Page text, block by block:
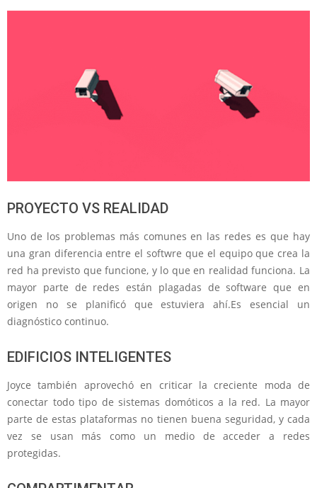
PROYECTO VS REALIDAD
Uno de los problemas más comunes en las redes es que hay
una gran diferencia entre el softwre que el equipo que crea la
red ha previsto que funcione, y lo que en realidad funciona. La
mayor parte de redes están plagadas de software que en
origen no se planificó que estuviera ahí.Es esencial un
diagnóstico continuo.
EDIFICIOS INTELIGENTES
Joyce también aprovechó en criticar la creciente moda de
conectar todo tipo de sistemas domóticos a la red. La mayor
parte de estas plataformas no tienen buena seguridad, y cada
vez se usan más como un medio de acceder a redes
protegidas.